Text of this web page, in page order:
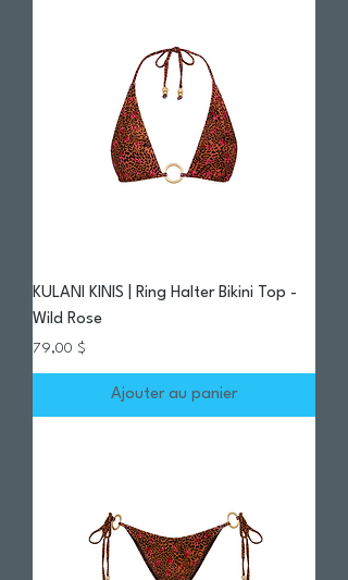
KULANI KINIS | Ring Halter Bikini Top -
Wild Rose
Prix
79,00 $
Ajouter au panier